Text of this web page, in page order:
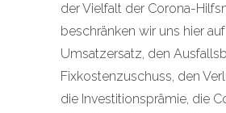
der Vielfalt der Corona-
beschränken wir uns hier
Umsatzersatz, den
Fixkostenzuschuss, den
die Investitionsprämie, die